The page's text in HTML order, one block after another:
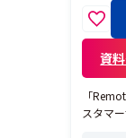
資
「
スタマ